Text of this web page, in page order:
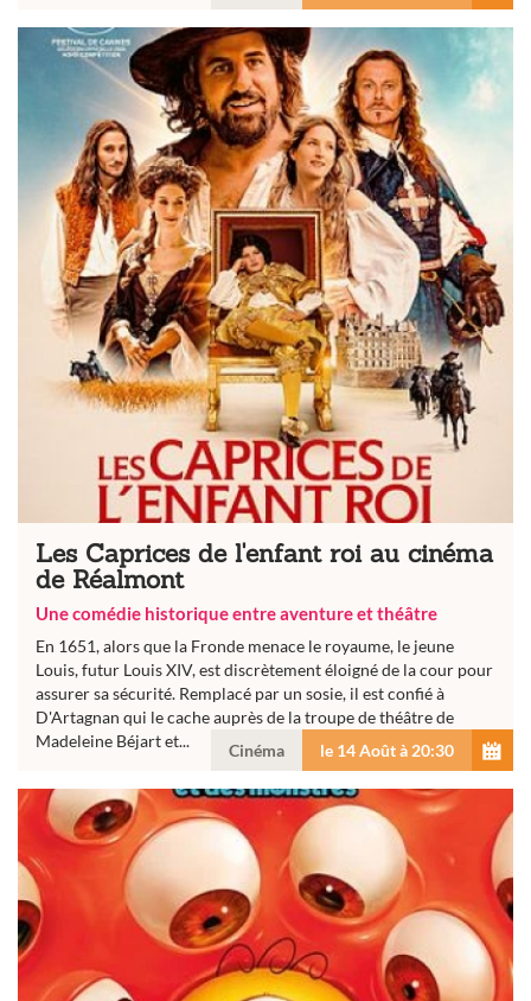
Les Caprices de l'enfant roi au cinéma
de Réalmont
Une comédie historique entre aventure et théâtre
En 1651, alors que la Fronde menace le royaume, le jeune
Louis, futur Louis XIV, est discrètement éloigné de la cour pour
assurer sa sécurité. Remplacé par un sosie, il est confié à
D'Artagnan qui le cache auprès de la troupe de théâtre de
Madeleine Béjart et...
Cinéma le 14 Août à 20:30